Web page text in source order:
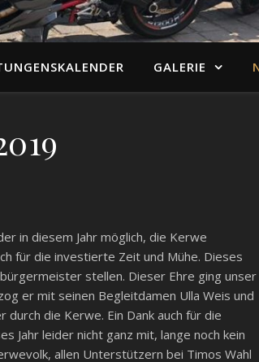
GALERIE
in diesem Jahr möglich, die Kerwe
für die investierte Zeit und Mühe. Dieses
stellen. Dieser Ehre ging unser
er mit seinen Begleitdamen Ulla Weis und
die Kerwe. Ein Dank auch für die
Jahr leider nicht ganz mit, lange noch kein
allen Unterstützern bei Timos Wahl